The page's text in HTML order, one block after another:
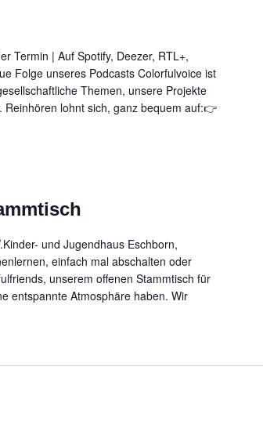
Termin | Auf Spotify, Deezer, RTL+,
Folge unseres Podcasts Colorfulvoice ist
Themen, unsere Projekte
Reinhören lohnt sich, ganz bequem auf:👉
und Jugendhaus Eschborn,
einfach mal abschalten oder
unserem offenen Stammtisch für
entspannte Atmosphäre haben. Wir